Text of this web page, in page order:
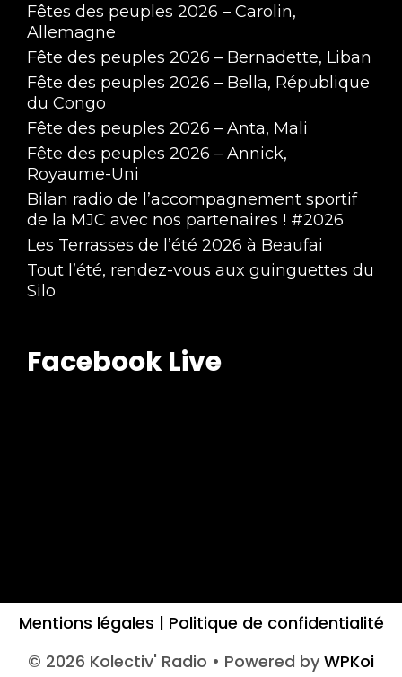
Fêtes des peuples 2026 – Carolin,
Allemagne
Fête des peuples 2026 – Bernadette, Liban
Fête des peuples 2026 – Bella, République
du Congo
Fête des peuples 2026 – Anta, Mali
Fête des peuples 2026 – Annick,
Royaume-Uni
Bilan radio de l’accompagnement sportif
de la MJC avec nos partenaires ! #2026
Les Terrasses de l’été 2026 à Beaufai
Tout l’été, rendez-vous aux guinguettes du
Silo
Facebook Live
Mentions légales | Politique de confidentialité
© 2026 Kolectiv' Radio • Powered by WPKoi